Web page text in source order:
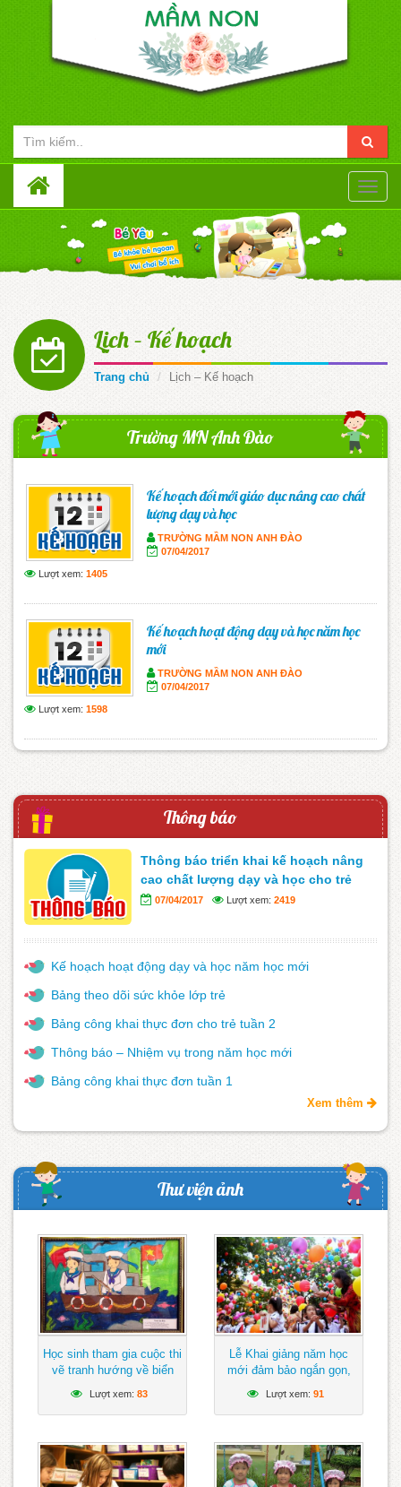
Toggle
Lịch – Kế hoạch
Trang chủ Lịch – Kế hoạch
Trường MN Anh Đào
Kế hoạch đổi mới giáo dục nâng cao chất
lượng dạy và học
TRƯỜNG MẦM NON ANH ĐÀO
07/04/2017
Lượt xem: 1405
Kế hoạch hoạt động dạy và học năm học
mới
TRƯỜNG MẦM NON ANH ĐÀO
07/04/2017
Lượt xem: 1598
Thông báo
Thông báo triển khai kế hoạch nâng
cao chất lượng dạy và học cho trẻ
07/04/2017 Lượt xem: 2419
Kế hoạch hoạt động dạy và học năm học mới
Bảng theo dõi sức khỏe lớp trẻ
Bảng công khai thực đơn cho trẻ tuần 2
Thông báo – Nhiệm vụ trong năm học mới
Bảng công khai thực đơn tuần 1
Xem thêm
Thư viện ảnh
Học sinh tham gia cuộc thi
vẽ tranh hướng về biển
Lượt xem: 83
Lễ Khai giảng năm học
mới đảm bảo ngắn gọn,
Lượt xem: 91